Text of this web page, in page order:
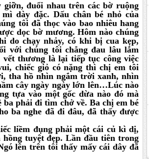
đuổi nhau trên các bờ ruộng
dày đặc. Dấu chân bé nhỏ của
tôi đã thọc vào bao nhiêu hang
dọc bờ mương. Hôm nào chúng
do chạy nhảy, có khi bị cua kẹp,
với chúng tôi chẳng đau lâu lắm
thương là lại tiếp tục công việc
chiếc giỏ có nặng thì chị em tôi
tha hồ nhìn ngắm trời xanh, nhìn
cây ngày ngày lớn lên…Lúc nào
tựa vào một gốc dừa nào đó mà
phải đi tìm chở về. Ba chị em bé
ba nghe đã đi đâu, đã thấy được
liềm đụng phải một cái củ kì dị,
tuyệt đẹp. Lần đầu tiên trong
lên trên tôi thấy mấy cái dây đã